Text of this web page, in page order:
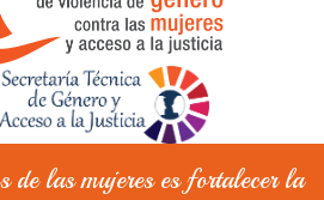
de las mujeres es fortalecer la